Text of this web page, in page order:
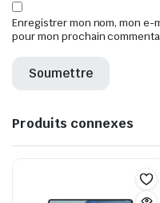
Enregistrer mon nom, mon e-
pour mon prochain
Produits connexes